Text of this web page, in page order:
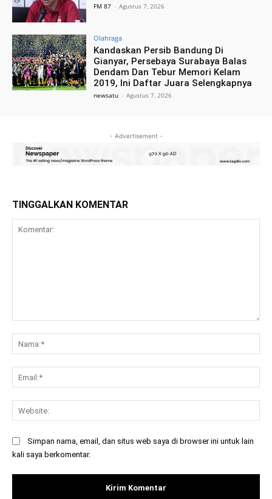
FM 87 - Agustus 7, 2026
Olahraga
Kandaskan Persib Bandung Di
Gianyar, Persebaya Surabaya Balas
Dendam Dan Tebur Memori Kelam
2019, Ini Daftar Juara Selengkapnya
newsatu - Agustus 7, 2026
- Advertisement -
TINGGALKAN KOMENTAR
Simpan nama, email, dan situs web saya di browser ini untuk lain
kali saya berkomentar.